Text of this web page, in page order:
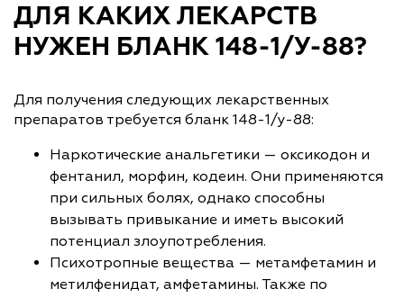
ДЛЯ КАКИХ ЛЕКАРСТВ
НУЖЕН БЛАНК 148-1/У-88?
Для получения следующих лекарственных
препаратов требуется бланк 148-1/у-88:
Наркотические анальгетики — оксикодон и
фентанил, морфин, кодеин. Они применяются
при сильных болях, однако способны
вызывать привыкание и иметь высокий
потенциал злоупотребления.
Психотропные вещества — метамфетамин и
метилфенидат, амфетамины. Также по